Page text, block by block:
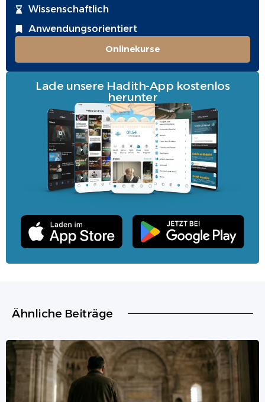
Wissenschaftlich
Anwendungsorientiert
Onlinekurse
Lade unsere Hadith-App kostenlos
herunter
Ähnliche Beiträge